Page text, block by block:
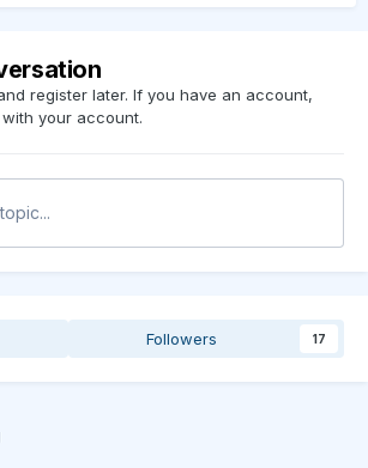
register later. If you have an account,
your account.
Followers 17